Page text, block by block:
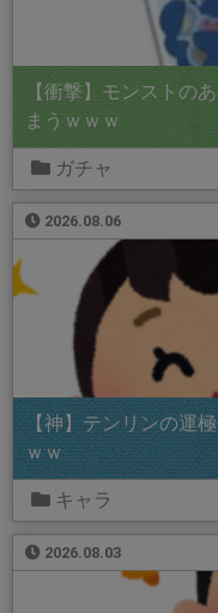
【衝撃】モンストの
まうｗｗｗ
ガチャ
2026.08.06
【神】テンリンの運
ｗｗ
キャラ
2026.08.03